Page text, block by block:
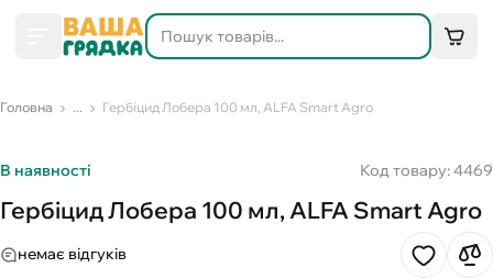
Головна ... Гербіцид Лобера 100 мл, ALFA Smart Agro
В наявності Код товару: 4469
Гербіцид Лобера 100 мл, ALFA Smart Agro
немає відгуків